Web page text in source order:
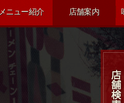
メニュー紹介 店舗案内